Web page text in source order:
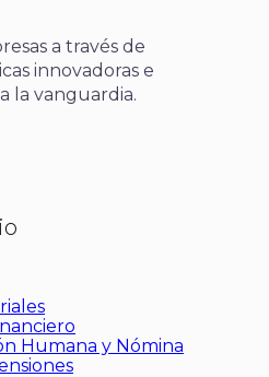
a través de
innovadoras e
la vanguardia.
Humana y Nómina